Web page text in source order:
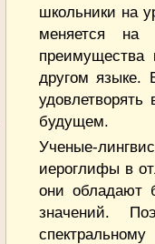
школьники на
меняется на
преимущества
другом языке.
будущем.
Ученые-
иероглифы в
они обладают
значений.